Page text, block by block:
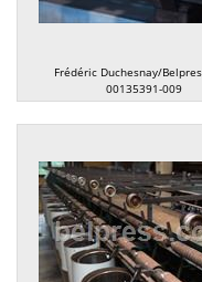
Frédéric Duchesnay/
00135391-009